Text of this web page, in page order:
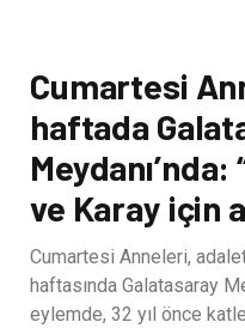
Cumartesi
haftada
Meydanı’nda:
ve Karay için
Cumartesi Anneleri, adalet
haftasında Galatasaray
eylemde, 32 yıl önce